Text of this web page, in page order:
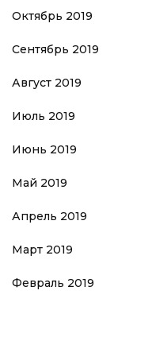
Октябрь 2019
Сентябрь 2019
Август 2019
Июль 2019
Июнь 2019
Май 2019
Апрель 2019
Март 2019
Февраль 2019